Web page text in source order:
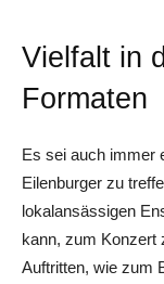
Vielfalt in
Formaten
Es sei auch immer
Eilenburger zu
lokalansässigen
kann, zum Konzert
Auftritten, wie zum